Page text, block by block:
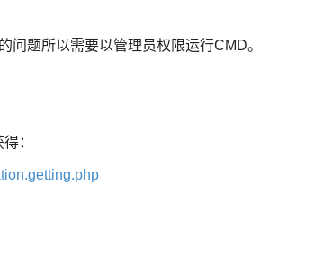
问题所以需要以管理员权限运行CMD。
：